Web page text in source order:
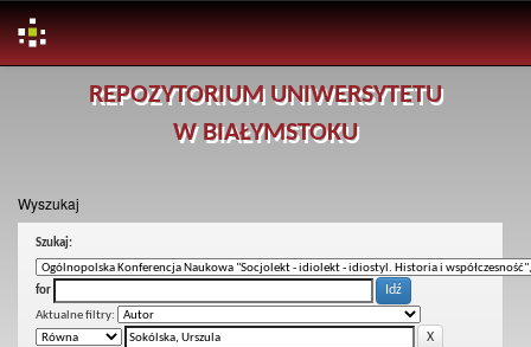
REPOZYTORIUM UNIWERSYTETU
W BIAŁYMSTOKU
Wyszukaj
Szukaj:
for
Aktualne filtry: